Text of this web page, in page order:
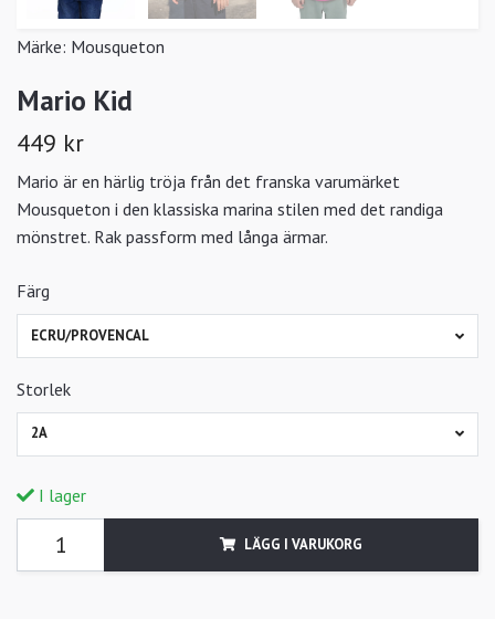
Märke: Mousqueton
Mario Kid
449 kr
Mario är en härlig tröja från det franska varumärket
Mousqueton i den klassiska marina stilen med det randiga
mönstret. Rak passform med långa ärmar.
Färg
ECRU/PROVENCAL
Storlek
2A
I lager
LÄGG I VARUKORG